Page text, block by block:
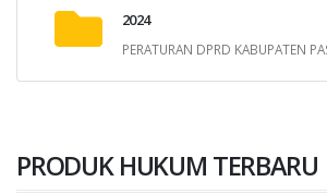
2024
PERATURAN DPRD KABUPATEN
PRODUK HUKUM TERBARU